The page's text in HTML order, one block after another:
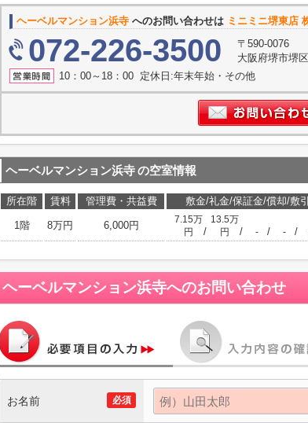
ヘーベルマンション浜寺 へのお問い合わせは ミニミニ堺東店
072-226-3500
〒590-0076
大阪府堺市堺
10：00～18：00 定休日:年末年始・その他
ヘーベルマンション浜寺の空室情報
所在階 賃料 管理費・共益費 敷金/礼金/保証金/償却/敷引
1階
8万円 6,000円
7.15万
円
/
13.5万
円
/ - / - /
ヘーベルマンション浜寺へのお問い合わせ
必須
お名前